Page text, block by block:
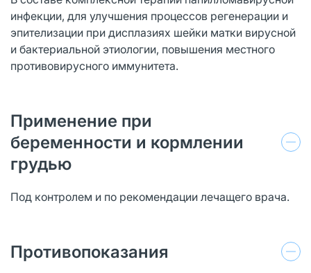
инфекции, для улучшения процессов регенерации и
эпителизации при дисплазиях шейки матки вирусной
и бактериальной этиологии, повышения местного
противовирусного иммунитета.
Применение при
беременности и кормлении
грудью
Под контролем и по рекомендации лечащего врача.
Противопоказания